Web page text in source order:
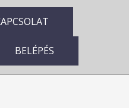
BELÉPÉS